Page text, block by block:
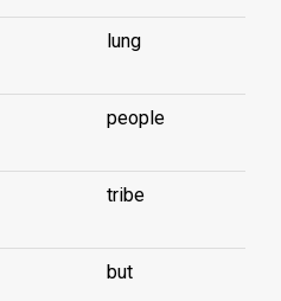
lung
people
tribe
but